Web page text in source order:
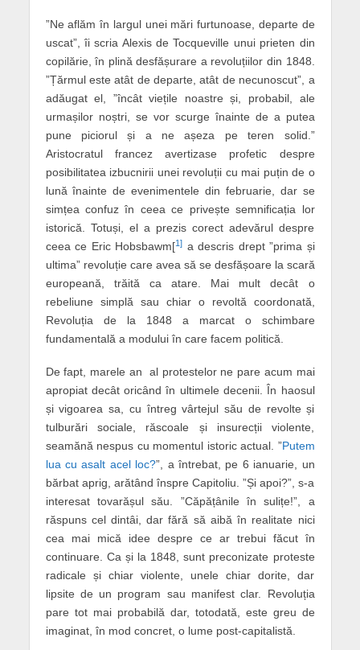
”Ne aflăm în largul unei mări furtunoase, departe de
uscat”, îi scria Alexis de Tocqueville unui prieten din
copilărie, în plină desfășurare a revoluțiilor din 1848.
”Țărmul este atât de departe, atât de necunoscut”, a
adăugat el, ”încât viețile noastre și, probabil, ale
urmașilor noștri, se vor scurge înainte de a putea
pune piciorul și a ne așeza pe teren solid.”
Aristocratul francez avertizase profetic despre
posibilitatea izbucnirii unei revoluții cu mai puțin de o
lună înainte de evenimentele din februarie, dar se
simțea confuz în ceea ce privește semnificația lor
istorică. Totuși, el a prezis corect adevărul despre
ceea ce Eric Hobsbawm[1] a descris drept ”prima și
ultima” revoluție care avea să se desfășoare la scară
europeană, trăită ca atare. Mai mult decât o
rebeliune simplă sau chiar o revoltă coordonată,
Revoluția de la 1848 a marcat o schimbare
fundamentală a modului în care facem politică.
De fapt, marele an al protestelor ne pare acum mai
apropiat decât oricând în ultimele decenii. În haosul
și vigoarea sa, cu întreg vârtejul său de revolte și
tulburări sociale, răscoale și insurecții violente,
seamănă nespus cu momentul istoric actual. ”Putem
lua cu asalt acel loc?”, a întrebat, pe 6 ianuarie, un
bărbat aprig, arătând înspre Capitoliu. ”Și apoi?”, s-a
interesat tovarășul său. ”Căpățânile în sulițe!”, a
răspuns cel dintâi, dar fără să aibă în realitate nici
cea mai mică idee despre ce ar trebui făcut în
continuare. Ca și la 1848, sunt preconizate proteste
radicale și chiar violente, unele chiar dorite, dar
lipsite de un program sau manifest clar. Revoluția
pare tot mai probabilă dar, totodată, este greu de
imaginat, în mod concret, o lume post-capitalistă.